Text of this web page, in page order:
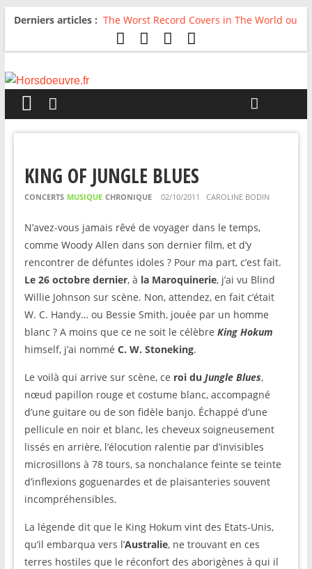
Derniers articles : The Worst Record Covers in The World ou
Comment rire du pire
Avril 2026 : C’est dans les vieux pots
For The First Time, Again : Tyler Ballgame
KING OF JUNGLE BLUES
CONCERTS MUSIQUE CHRONIQUE 02/10/2011 CAROLINE BODIN
N’avez-vous jamais rêvé de voyager dans le temps,
comme Woody Allen dans son dernier film, et d’y
rencontrer de défuntes idoles ? Pour ma part, c’est fait.
Le 26 octobre dernier, à la Maroquinerie, j’ai vu Blind
Willie Johnson sur scène. Non, attendez, en fait c’était
W. C. Handy… ou Bessie Smith, jouée par un homme
blanc ? A moins que ce ne soit le célèbre King Hokum
himself, j’ai nommé C. W. Stoneking.
Le voilà qui arrive sur scène, ce roi du Jungle Blues,
nœud papillon rouge et costume blanc, accompagné
d’une guitare ou de son fidèle banjo. Échappé d’une
pellicule en noir et blanc, les cheveux soigneusement
lissés en arrière, l’élocution ralentie par d’invisibles
microsillons à 78 tours, sa nonchalance feinte se teinte
d’inflexions goguenardes et de plaisanteries souvent
incompréhensibles.
La légende dit que le King Hokum vint des Etats-Unis,
qu’il embarqua vers l’Australie, ne trouvant en ces
terres hostiles que le réconfort des aborigènes à qui il